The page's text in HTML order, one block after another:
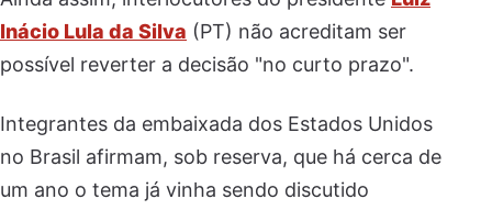
Inácio Lula da Silva (PT) não acreditam ser
possível reverter a decisão "no curto prazo".
Integrantes da embaixada dos Estados Unidos
no Brasil afirmam, sob reserva, que há cerca de
um ano o tema já vinha sendo discutido